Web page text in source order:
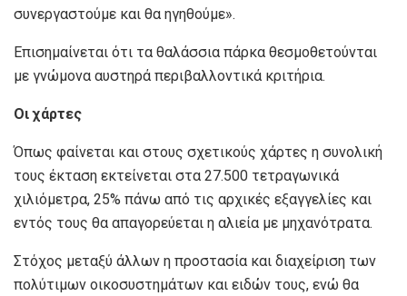
συνεργαστούμε και θα ηγηθούμε».
Επισημαίνεται ότι τα θαλάσσια πάρκα θεσμοθετούνται
με γνώμονα αυστηρά περιβαλλοντικά κριτήρια.
Οι χάρτες
Όπως φαίνεται και στους σχετικούς χάρτες η συνολική
τους έκταση εκτείνεται στα 27.500 τετραγωνικά
χιλιόμετρα, 25% πάνω από τις αρχικές εξαγγελίες και
εντός τους θα απαγορεύεται η αλιεία με μηχανότρατα.
Στόχος μεταξύ άλλων η προστασία και διαχείριση των
πολύτιμων οικοσυστημάτων και ειδών τους, ενώ θα